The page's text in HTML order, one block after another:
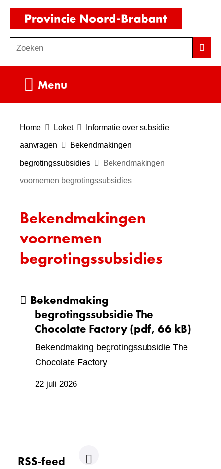
Ga
de
inhoud
o
e
Zoeken
Menu
Home Loket Informatie over subsidie
aanvragen Bekendmakingen
begrotingssubsidies Bekendmakingen
voornemen begrotingssubsidies
Bekendmakingen
voornemen
begrotingssubsidies
Bekendmaking
begrotingssubsidie The
Chocolate Factory(pdf, 66 kB)
Bekendmaking begrotingssubsidie The
Chocolate Factory
22 juli 2026
RSS-feed